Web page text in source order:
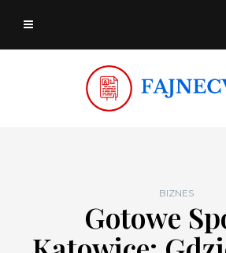
BIZNES
Gotowe